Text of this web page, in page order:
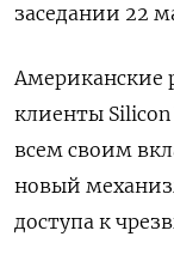
заседании 22
Американские
клиенты Silicon
всем своим
новый
доступа к